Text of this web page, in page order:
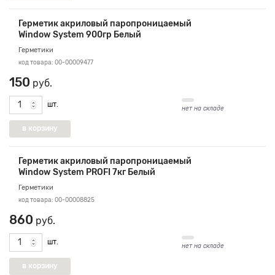
Герметик акриловый паропроницаемый
Window System 900гр Белый
Герметики
код товара: 00-00009477
150 руб.
шт. нет на складе
Герметик акриловый паропроницаемый
Window System PROFI 7кг Белый
Герметики
код товара: 00-00008825
860 руб.
шт. нет на складе